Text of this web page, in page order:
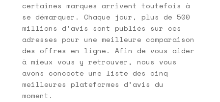
certaines marques arrivent toutefois à
se démarquer. Chaque jour, plus de 500
millions d’avis sont publiés sur ces
adresses pour une meilleure comparaison
des offres en ligne. Afin de vous aider
à mieux vous y retrouver, nous vous
avons concocté une liste des cinq
meilleures plateformes d’avis du
moment.